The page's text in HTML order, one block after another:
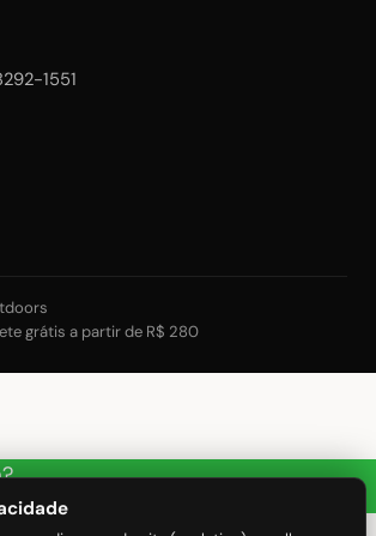
1551
grátis a partir de R$ 280
de segunda a sexta das 7 as 20h e eventualmente em